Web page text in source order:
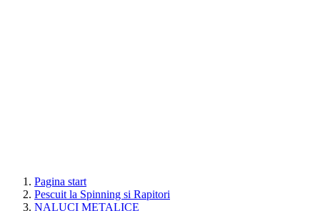
Pagina start
Pescuit la Spinning si Rapitori
NALUCI METALICE